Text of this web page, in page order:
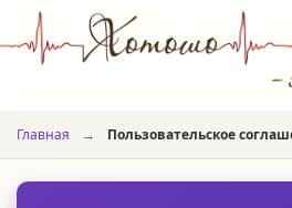
Главная → Пользовательское